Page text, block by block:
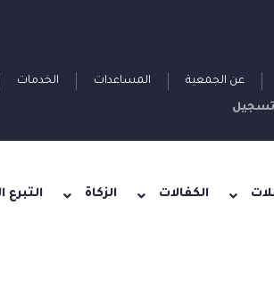
عن الجمعية المساعدات الخدمات
تسجيل
التبرع الزكاة الكفالات